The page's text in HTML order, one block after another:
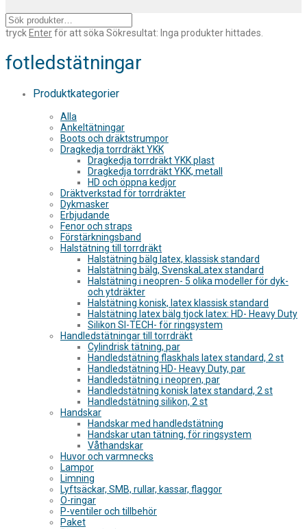
tryck Enterför att söka Sökresultat: Inga produkter hittades.
fotledstätningar
Produktkategorier
Alla
Ankeltätningar
Boots och dräktstrumpor
Dragkedja torrdräkt YKK
Dragkedja torrdräkt YKK plast
Dragkedja torrdräkt YKK, metall
HD och öppna kedjor
Dräktverkstad för torrdräkter
Dykmasker
Erbjudande
Fenor och straps
Förstärkningsband
Halstätning till torrdräkt
Halstätning bälg latex, klassisk standard
Halstätning bälg, SvenskaLatex standard
Halstätning i neopren- 5 olika modeller för dyk-
och ytdräkter
Halstätning konisk, latex klassisk standard
Halstätning latex bälg tjock latex: HD- Heavy Duty
Silikon SI-TECH- för ringsystem
Handledstätningar till torrdräkt
Cylindrisk tätning, par
Handledstätning flaskhals latex standard, 2 st
Handledstätning HD- Heavy Duty, par
Handledstätning i neopren, par
Handledstätning konisk latex standard, 2 st
Handledstätning silikon, 2 st
Handskar
Handskar med handledstätning
Handskar utan tätning, för ringsystem
Våthandskar
Huvor och varmnecks
Lampor
Limning
Lyftsäckar, SMB, rullar, kassar, flaggor
O-ringar
P-ventiler och tillbehör
Paket